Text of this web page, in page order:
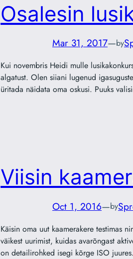
Osalesin
Mar 31, 2017—by
Kui novembris Heidi mulle
algatust. Olen siiani lugenud
üritada näidata oma oskusi. Puuks
Viisin
Oct 1, 2016—by
Käisin oma uut kaamerakere testimas
väikest uurimist, kuidas avarõngast
on detailirohked isegi kõrge ISO